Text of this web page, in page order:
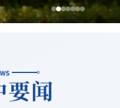
一等奖，天河合唱团
31